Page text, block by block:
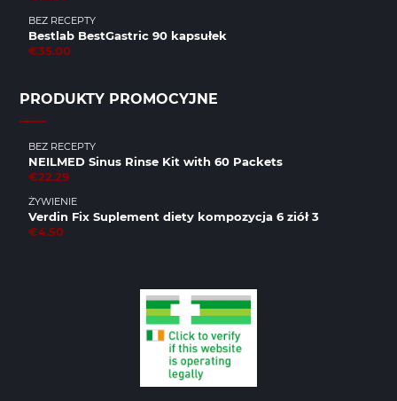
BEZ RECEPTY
Bestlab BestGastric 90 kapsułek
€35.00
PRODUKTY PROMOCYJNE
BEZ RECEPTY
NEILMED Sinus Rinse Kit with 60 Packets
€22.29
ŻYWIENIE
Verdin Fix Suplement diety kompozycja 6 ziół 3
€4.50